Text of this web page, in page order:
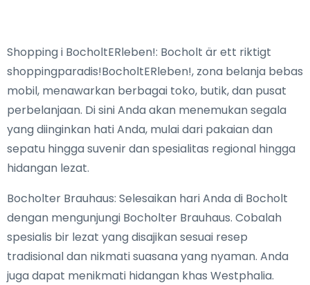
Shopping i BocholtERleben!: Bocholt är ett riktigt
shoppingparadis!BocholtERleben!, zona belanja bebas
mobil, menawarkan berbagai toko, butik, dan pusat
perbelanjaan. Di sini Anda akan menemukan segala
yang diinginkan hati Anda, mulai dari pakaian dan
sepatu hingga suvenir dan spesialitas regional hingga
hidangan lezat.
Bocholter Brauhaus: Selesaikan hari Anda di Bocholt
dengan mengunjungi Bocholter Brauhaus. Cobalah
spesialis bir lezat yang disajikan sesuai resep
tradisional dan nikmati suasana yang nyaman. Anda
juga dapat menikmati hidangan khas Westphalia.